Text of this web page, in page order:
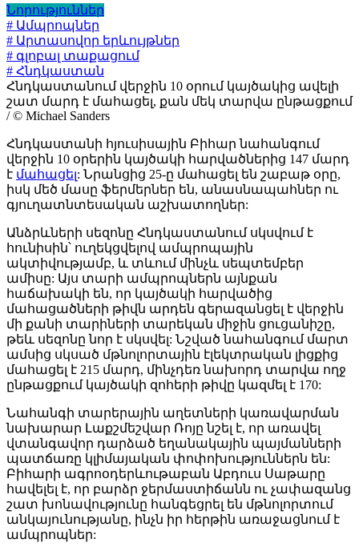
Նորություններ
# Ամպրոպներ
# Արտասովոր երևույթներ
# գլոբալ տաքացում
# Հնդկաստան
Հնդկաստանում վերջին 10 օրում կայծակից ավելի
շատ մարդ է մահացել, քան մեկ տարվա ընթացքում
/ © Michael Sanders
Հնդկաստանի հյուսիսային Բիհար նահանգում
վերջին 10 օրերին կայծակի հարվածներից 147 մարդ
է մահացել: Նրանցից 25-ը մահացել են շաբաթ օրը,
իսկ մեծ մասը ֆերմերներ են, անասնապահներ ու
գյուղատնտեսական աշխատողներ:
Անձրևների սեզոնը Հնդկաստանում սկսվում է
հունիսին՝ ուղեկցվելով ամպրոպային
ակտիվությամբ, և տևում մինչև սեպտեմբեր
ամիսը: Այս տարի ամպրոպներն այնքան
հաճախակի են, որ կայծակի հարվածից
մահացածների թիվն արդեն գերազանցել է վերջին
մի քանի տարիների տարեկան միջին ցուցանիշը,
թեև սեզոնը նոր է սկսվել: Նշված նահանգում մարտ
ամսից սկսած մթնոլորտային էլեկտրական լիցքից
մահացել է 215 մարդ, մինչդեռ նախորդ տարվա ողջ
ընթացքում կայծակի զոհերի թիվը կազմել է 170:
Նահանգի տարերային աղետների կառավարման
նախարար Լաքշմեշվար Ռոյը նշել է, որ առավել
վտանգավոր դարձած եղանակային պայմանների
պատճառը կլիմայական փոփոխություններն են:
Բիհարի ագրոօդերևութաբան Աբդուս Սաթարը
հավելել է, որ բարձր ջերմաստիճանն ու չափազանց
շատ խոնավությունը հանգեցրել են մթնոլորտում
անկայունությանը, ինչն իր հերթին առաջացնում է
ամպրոպներ: